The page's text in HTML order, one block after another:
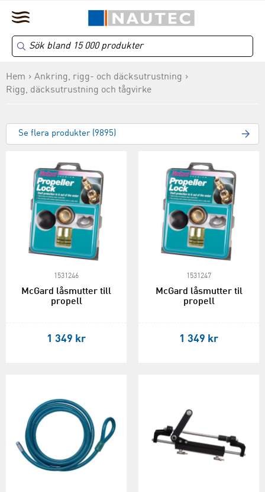
Hem
Ankring, rigg- och däcksutrustning
Rigg, däcksutrustning och tågvirke
Se flera produkter (9895)
1531246
McGard låsmutter till
propell
1 349 kr
1531247
McGard låsmutter til
propell
1 349 kr